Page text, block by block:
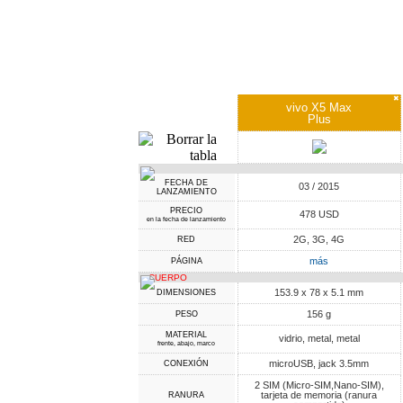
✖
vivo X5 Max
Plus
FECHA DE
LANZAMIENTO
03 / 2015
PRECIO
en la fecha de lanzamiento 478 USD
RED 2G, 3G, 4G
PÁGINA más
CUERPO
DIMENSIONES 153.9 x 78 x 5.1 mm
PESO 156 g
MATERIAL
frente, abajo, marco vidrio, metal, metal
CONEXIÓN microUSB, jack 3.5mm
RANURA
2 SIM (Micro-SIM,Nano-SIM),
tarjeta de memoria (ranura